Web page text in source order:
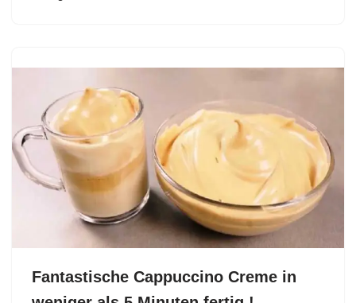
Fantastische Cappuccino Creme in